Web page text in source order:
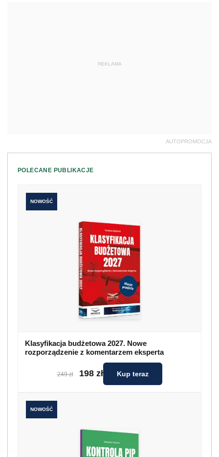
REKLAMA
AUTOPROMOCJA
POLECANE PUBLIKACJE
NOWOŚĆ
Klasyfikacja budżetowa 2027. Nowe
rozporządzenie z komentarzem eksperta
249 zł 198 zł Kup teraz
NOWOŚĆ